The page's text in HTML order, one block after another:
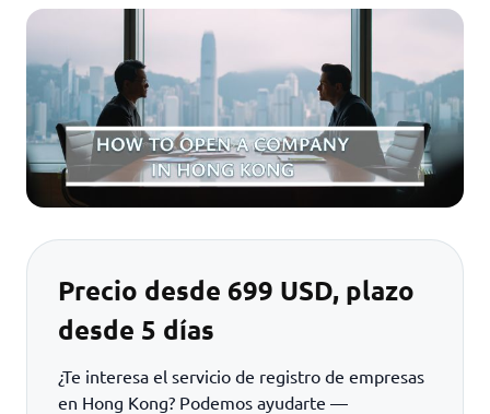
Precio desde 699 USD, plazo
desde 5 días
¿Te interesa el servicio de registro de empresas
en Hong Kong? Podemos ayudarte —